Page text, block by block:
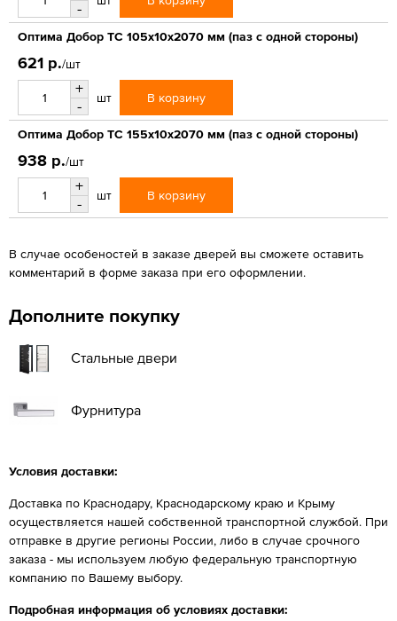
-
Оптима Добор ТС 105х10х2070 мм (паз с одной стороны)
621 р./шт
+
-
шт В корзину
Оптима Добор ТС 155х10х2070 мм (паз с одной стороны)
938 р./шт
+
-
шт В корзину
В случае особеностей в заказе дверей вы сможете оставить
комментарий в форме заказа при его оформлении.
Дополните покупку
Стальные двери
Фурнитура
Условия доставки:
Доставка по Краснодару, Краснодарскому краю и Крыму
осуществляется нашей собственной транспортной службой. При
отправке в другие регионы России, либо в случае срочного
заказа - мы используем любую федеральную транспортную
компанию по Вашему выбору.
Подробная информация об условиях доставки: